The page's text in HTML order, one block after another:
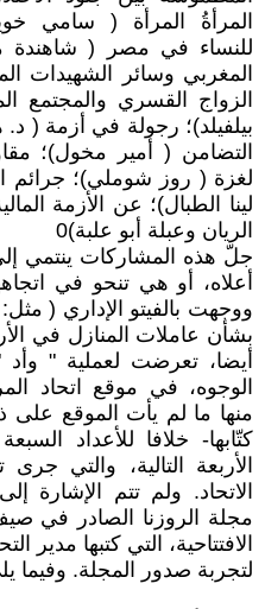
المرأةُ المرأة ( سامي
للنساء في مصر ( شاهندة
المغربي وسائر الشهيدات
الزواج القسري والمجتمع
التضامن ( أمير مخول)؛
لغزة ( روز شوملي)؛ جرائم
لينا الطبال)؛ عن الأزمة
الريان وعبلة أبو علبة)0
جلّ هذه المشاركات ينتمي
أعلاه، أو هي تنحو في
ووجهت بالفيتو الإداري (
بشأن عاملات المنازل في
أيضا، تعرضت لعملية " وأد
الوجوه، في موقع اتحاد
منها ما لم يأت الموقع على
كتّابها- خلافا للأعداد
الأربعة التالية، والتي
الاتحاد. ولم تتم الإشارة
الافتتاحية، التي كتبها مدير
لتجربة صدور المجلة. وفيما